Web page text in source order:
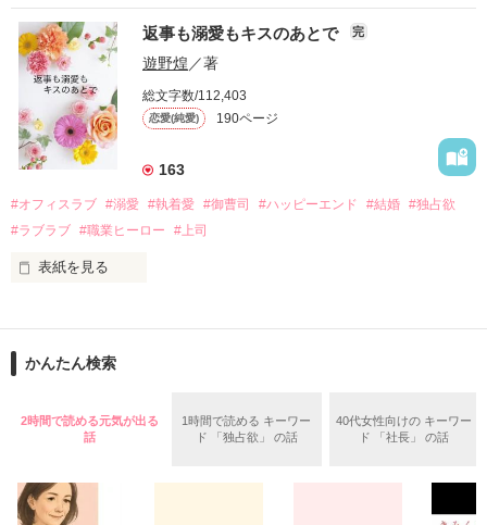
『責任をとる、結婚しよう』と真っ直ぐに告げてきた。
戸惑う美桜とは裏腹に、好きという気持ちを隠すことなく
甘やかしてくる。
そんなある日、哲平は美桜がストーカー被害に
遭っていることを知る。
美桜を守るため、哲平は同居を提案してきて――。
夏木美桜(なつきみお)
鳴海哲平 (なるみてっぺい)
2026.6.5～2026.7.25
＊以前、公開していた話の改稿版です＊
おかしな噂を流されて前の職場でうまくいかなかった梅田美
桜は、海外で傷心旅行をしていたところ、日本人美青年と出会
い、酒の勢いもあり一夜限りの関係となる。
帰国後、美桜は新しい職場でワンナイトした美青年と再会。
なんと彼の正体は、とある財閥御曹司にも関わらず、一族を離
れて起業した新進気鋭の実業家、社内でも冷徹だと評判な社長
――御影恭司その人だったのだ――！
なぜか恭司から飼い猫の世話係を命じられた美桜は、猫の世
の関係となってしまい――？
返事も溺愛もキスのあとで 完
遊野煌 ／著
総文字数/112,403
恋愛(純愛) 190ページ
163
#オフィスラブ #溺愛 #執着愛 #御曹司 #ハッピーエンド #結婚 #独占欲
#ラブラブ #職業ヒーロー #上司
表紙を見る
ションの企画戦略室で働いている。
めた、同期で恋人の石垣守（26）がいるのだが、後輩の姫原由
いた。
守と由羅から『便利屋雛子』と馬鹿にされ、一人こっそり泣い
た上、同居まで提案してきて──？
かんたん検索
2時間で読める元気が出る
話
1時間で読める キーワー
ド 「独占欲」 の話
40代女性向けの キーワー
ド 「社長」 の話